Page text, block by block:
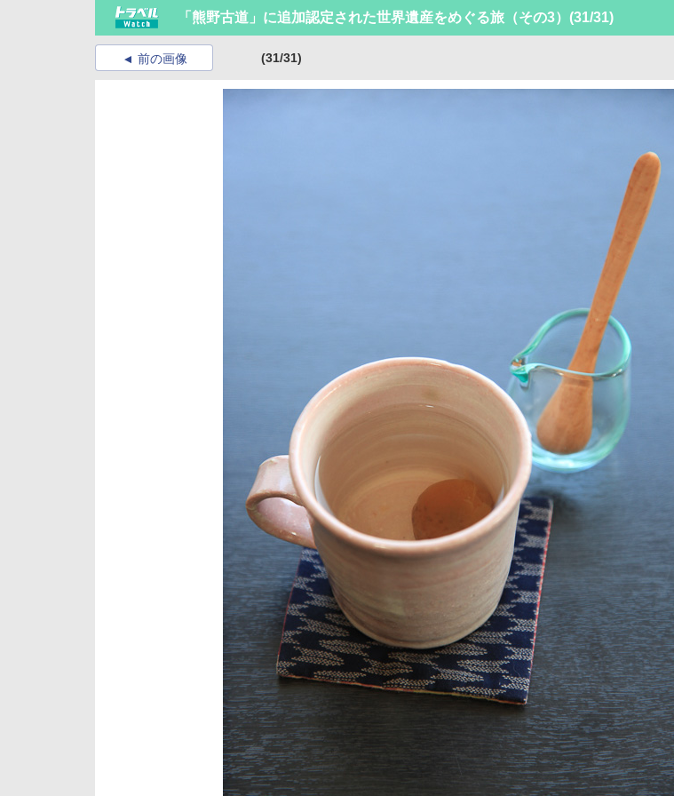
「熊野古道」に追加認定された世界遺産をめぐる旅（その3） (31/31)
前の画像 (31/31)